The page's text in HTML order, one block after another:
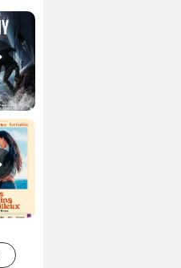
Les Matins merveilleux Bande-annonce VF